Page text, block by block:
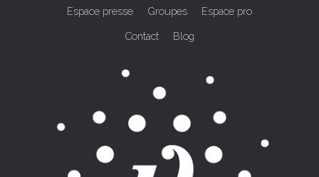
Espace presse Groupes Espace pro
Contact Blog